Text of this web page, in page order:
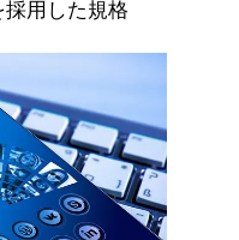
採用した規格